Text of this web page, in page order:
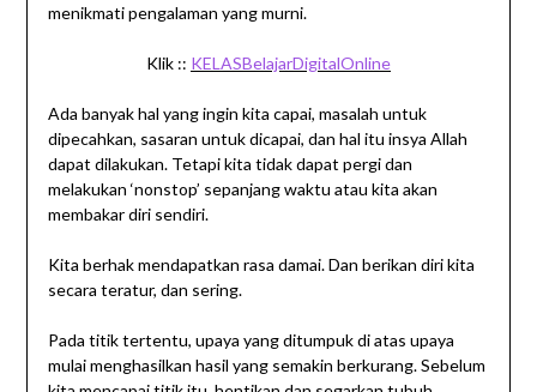
menikmati pengalaman yang murni.
Klik :: KELASBelajarDigitalOnline
Ada banyak hal yang ingin kita capai, masalah untuk
dipecahkan, sasaran untuk dicapai, dan hal itu insya Allah
dapat dilakukan. Tetapi kita tidak dapat pergi dan
melakukan ‘nonstop’ sepanjang waktu atau kita akan
membakar diri sendiri.
Kita berhak mendapatkan rasa damai. Dan berikan diri kita
secara teratur, dan sering.
Pada titik tertentu, upaya yang ditumpuk di atas upaya
mulai menghasilkan hasil yang semakin berkurang. Sebelum